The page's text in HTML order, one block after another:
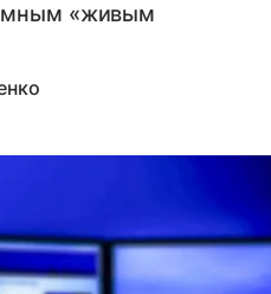
«живым